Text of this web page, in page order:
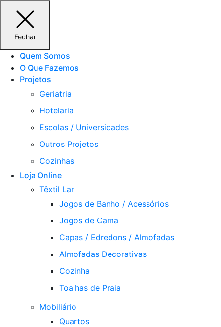
Fechar
Quem Somos
O Que Fazemos
Projetos
Geriatria
Hotelaria
Escolas / Universidades
Outros Projetos
Cozinhas
Loja Online
Têxtil Lar
Jogos de Banho / Acessórios
Jogos de Cama
Capas / Edredons / Almofadas
Almofadas Decorativas
Cozinha
Toalhas de Praia
Mobiliário
Quartos